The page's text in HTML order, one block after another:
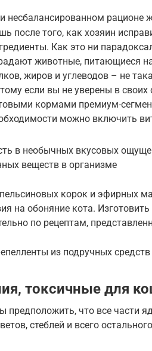
несбалансированном рационе
после того, как хозяин
Как это ни
животные, питающиеся
жиров и углеводов – не
если вы не уверены в
кормами премиум-
можно включить
в необычных вкусовых
веществ в организме
корок и эфирных
на обоняние кота.
по рецептам,
из подручных средств
токсичные для
предположить, что все части
стеблей и всего